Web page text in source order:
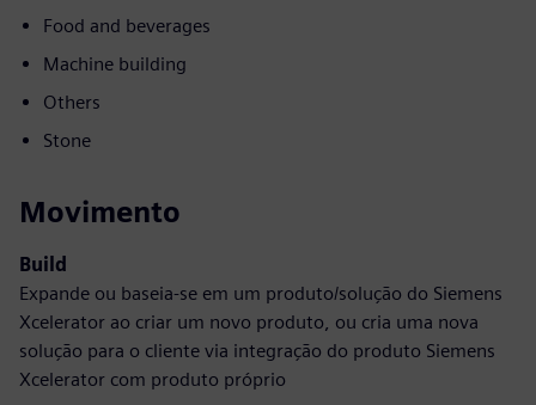
Food and beverages
Machine building
Others
Stone
Movimento
Build
Expande ou baseia-se em um produto/solução do Siemens
Xcelerator ao criar um novo produto, ou cria uma nova
solução para o cliente via integração do produto Siemens
Xcelerator com produto próprio